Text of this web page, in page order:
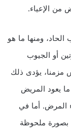
من الإعياء.
ومنها ما هو
أو الجيوب
مزمنا، يؤدى ذلك
يعود المريض
المرض. أما في
بصورة ملحوظة